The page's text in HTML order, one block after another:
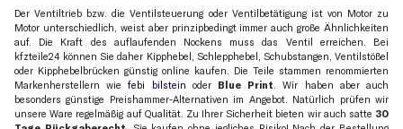
Der Ventiltrieb bzw. die Ventilsteuerung oder Ventilbetätigung ist von Motor zu
Motor unterschiedlich, weist aber prinzipbedingt immer auch große Ähnlichkeiten
auf. Die Kraft des auflaufenden Nockens muss das Ventil erreichen. Bei
kfzteile24 können Sie daher Kipphebel, Schlepphebel, Schubstangen, Ventilstößel
oder Kipphebelbrücken günstig online kaufen. Die Teile stammen renommierten
Markenherstellern wiefebi bilstein oder Blue Print . Wir haben aber auch
besonders günstige Preishammer-Alternativen im Angebot. Natürlich prüfen wir
unsere Ware regelmäßig auf Qualität. Zu Ihrer Sicherheit bieten wir auch satte 30